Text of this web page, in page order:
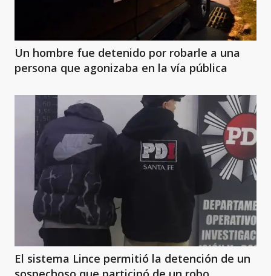
Un hombre fue detenido por robarle a una
persona que agonizaba en la vía pública
El sistema Lince permitió la detención de un